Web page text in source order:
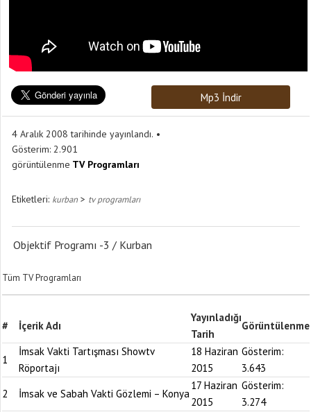
Mp3 İndir
4 Aralık 2008 tarihinde yayınlandı.
Gösterim: 2.901
görüntülenme TV Programları
Etiketleri: kurban > tv programları
Objektif Programı -3 / Kurban
Tüm TV Programları
# İçerik Adı
Yayınladığı
Tarih
Görüntülenme
1
İmsak Vakti Tartışması Showtv
Röportajı
18 Haziran
2015
Gösterim:
3.643
2
İmsak ve Sabah Vakti Gözlemi – Konya
17 Haziran
2015
Gösterim:
3.274